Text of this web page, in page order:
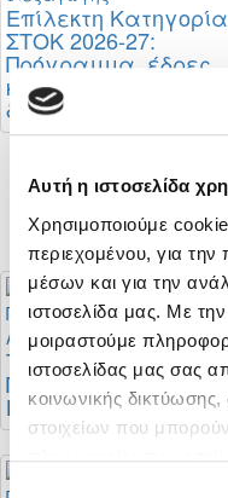
Αυτή η ιστοσελίδα
Χρησιμοποιούμε
περιεχομένου, για την
μέσων και για την
ιστοσελίδα μας. Με
μοιραστούμε
ιστοσελίδας μας σας
κοινωνικής
στοιχείων που
Επιλογή
Επίλεκτη Κατηγορία
ΣΤΟΚ 2026-27:
Πρόγραμμα, έδρες
και τρόπος
διεξαγωγής
Το πρόγραμμα του
Πρωταθλήματος
Κ-19 Α' Κατηγορίας